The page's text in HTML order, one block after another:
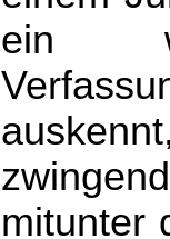
ein
mitunter